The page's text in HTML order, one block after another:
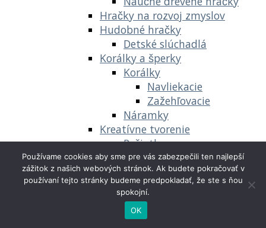
Hračky na rozvoj zmyslov
Hudobné hračky
Detské slúchadlá
Korálky a šperky
Korálky
Navliekacie
Zažehľovacie
Náramky
Kreatívne tvorenie
Pečiatky
Kúzelné čítanie
Laboratórium
Experimenty
Modelovacie hmoty a plastelíny
Hey Clay
Používame cookies aby sme pre vás zabezpečili ten najlepší
zážitok z našich webových stránok. Ak budete pokračovať v
používaní tejto stránky budeme predpokladať, že ste s ňou
spokojní.
OK